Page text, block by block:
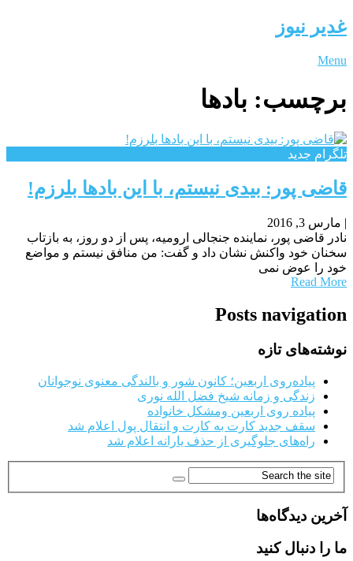
غدیر نیوز
Menu
برچسب: بادها
تلگرام جدید
قاضی پور: بیدی نیستم، با این بادها بلرزم!
| مارس 3, 2016
نادر قاضی پور، نماینده جنجالی ارومیه، پس از دو روز، به بازتاب
سخنان خود واکنش نشان داد و گفت: من منافق نیستم و مواضع
خود را عوض نمی
Read More
Posts navigation
نوشته‌های تازه
پیاده‌روی اربعین؛ کانون شور و بالندگی معنوی نوجوانان
زندگی و زمانه شیخ فضل الله نوری
پیاده روی اربعین ومشکل خانواده
سقف جدید کارت به کارت و انتقال پول اعلام شد
راه‌های جلوگیری از حذف یارانه اعلام شد
آخرین دیدگاه‌ها
ما را دنبال کنید